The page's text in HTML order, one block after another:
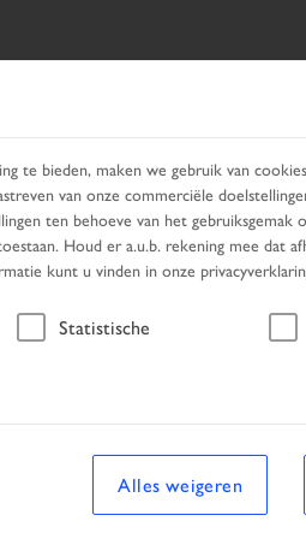
ZOEKEN PRODUCTS
te bieden, maken we gebruik van
van onze commerciële
ten behoeve van het
Houd er a.u.b. rekening mee dat
kunt u vinden in onze
Statistische
Alles weigeren